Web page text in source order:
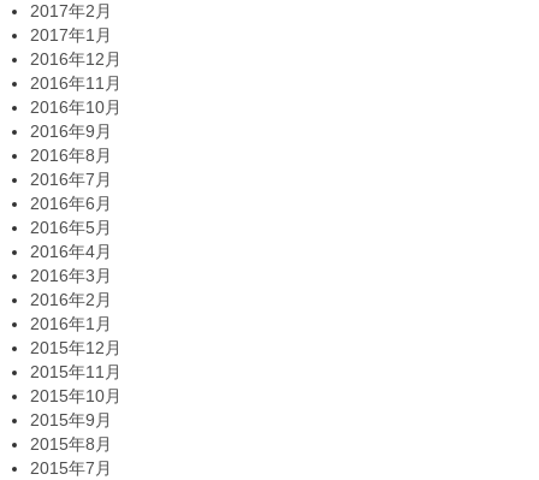
2017年2月
2017年1月
2016年12月
2016年11月
2016年10月
2016年9月
2016年8月
2016年7月
2016年6月
2016年5月
2016年4月
2016年3月
2016年2月
2016年1月
2015年12月
2015年11月
2015年10月
2015年9月
2015年8月
2015年7月